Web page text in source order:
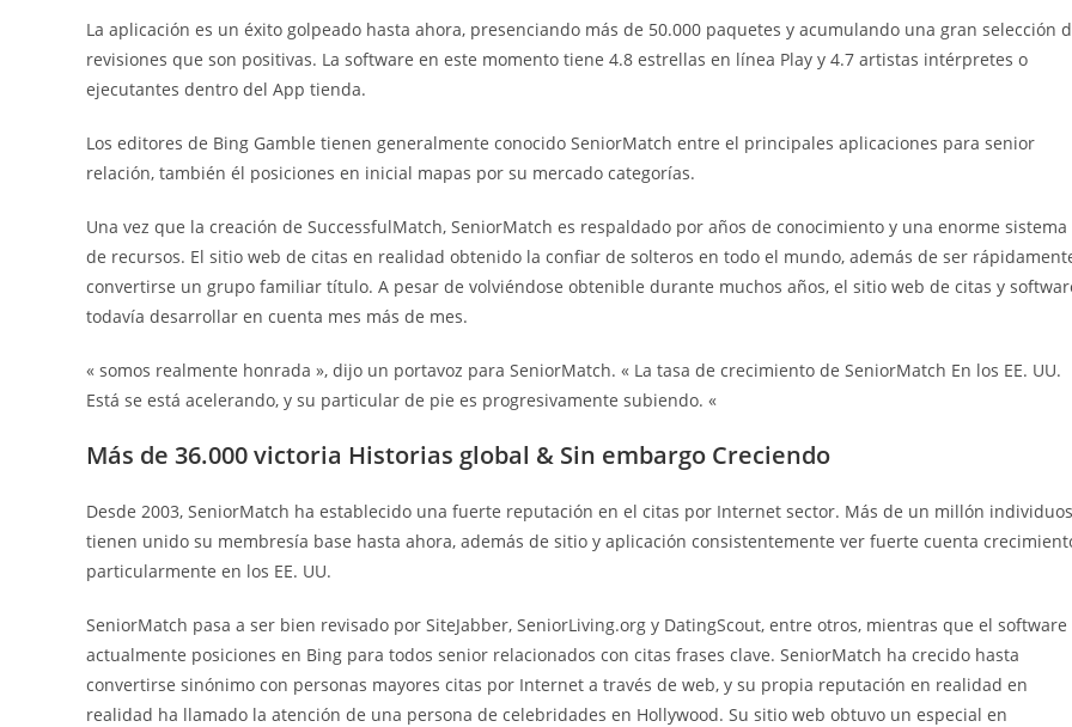
La aplicación es un éxito golpeado hasta ahora, presenciando más de 50.000 paquetes y acumulando una gran selección
revisiones que son positivas. La software en este momento tiene 4.8 estrellas en línea Play y 4.7 artistas intérpretes o
ejecutantes dentro del App tienda.
Los editores de Bing Gamble tienen generalmente conocido SeniorMatch entre el principales aplicaciones para senior
relación, también él posiciones en inicial mapas por su mercado categorías.
Una vez que la creación de SuccessfulMatch, SeniorMatch es respaldado por años de conocimiento y una enorme sistema
de recursos. El sitio web de citas en realidad obtenido la confiar de solteros en todo el mundo, además de ser
convertirse un grupo familiar título. A pesar de volviéndose obtenible durante muchos años, el sitio web de citas y
todavía desarrollar en cuenta mes más de mes.
« somos realmente honrada », dijo un portavoz para SeniorMatch. « La tasa de crecimiento de SeniorMatch En los EE. UU.
Está se está acelerando, y su particular de pie es progresivamente subiendo. «
Más de 36.000 victoria Historias global & Sin embargo Creciendo
Desde 2003, SeniorMatch ha establecido una fuerte reputación en el citas por Internet sector. Más de un millón individuos
tienen unido su membresía base hasta ahora, además de sitio y aplicación consistentemente ver fuerte cuenta
particularmente en los EE. UU.
SeniorMatch pasa a ser bien revisado por SiteJabber, SeniorLiving.org y DatingScout, entre otros, mientras que el software
actualmente posiciones en Bing para todos senior relacionados con citas frases clave. SeniorMatch ha crecido hasta
convertirse sinónimo con personas mayores citas por Internet a través de web, y su propia reputación en realidad en
realidad ha llamado la atención de una persona de celebridades en Hollywood. Su sitio web obtuvo un especial en